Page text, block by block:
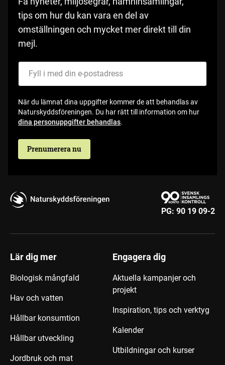
tips om hur du kan vara en del av
omställningen och mycket mer direkt till din
mejl.
När du lämnat dina uppgifter kommer de att behandlas av
Naturskyddsföreningen. Du har rätt till information om hur
dina personuppgifter behandlas.
Prenumerera nu
PG: 90 19 09-2
Lär dig mer
Biologisk mångfald
Hav och vatten
Hållbar konsumtion
Hållbar utveckling
Jordbruk och mat
Engagera dig
Aktuella kampanjer och
projekt
Inspiration, tips och verktyg
Kalender
Utbildningar och kurser